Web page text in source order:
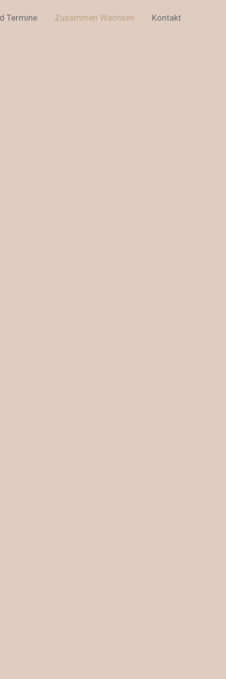
Termine Zusammen Wachsen Kontakt